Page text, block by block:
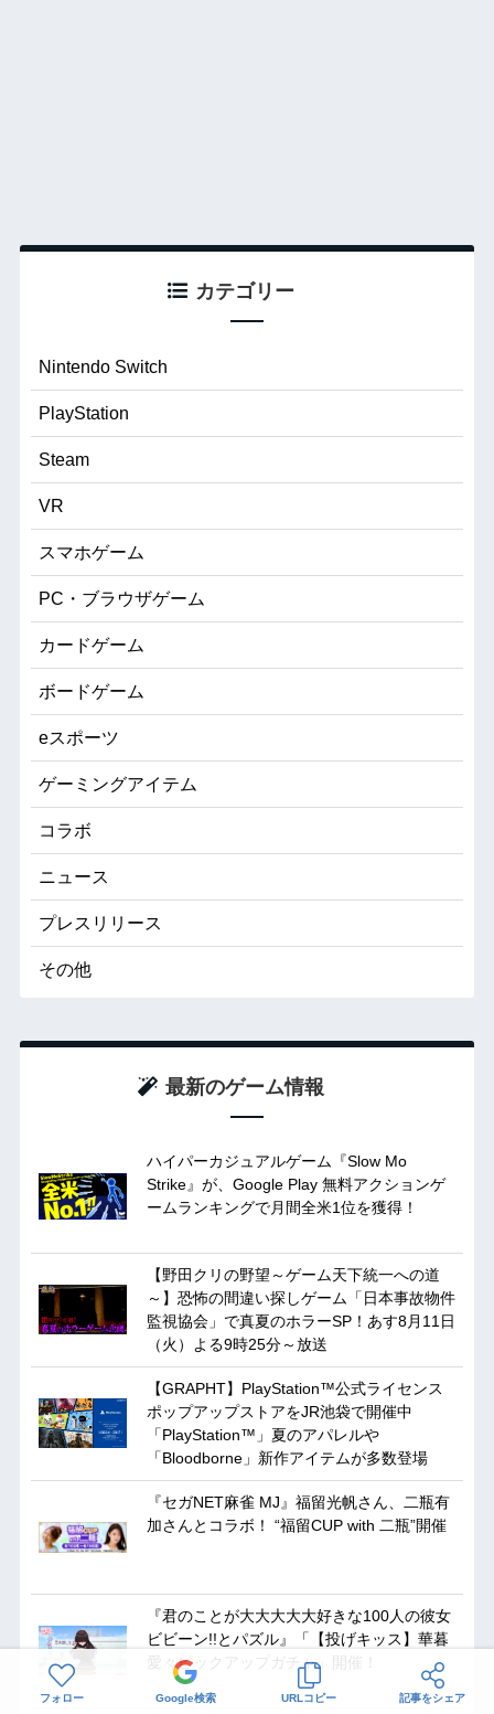
カテゴリー
Nintendo Switch
PlayStation
Steam
VR
スマホゲーム
PC・ブラウザゲーム
カードゲーム
ボードゲーム
eスポーツ
ゲーミングアイテム
コラボ
ニュース
プレスリリース
その他
最新のゲーム情報
ハイパーカジュアルゲーム『Slow Mo
Strike』が、Google Play 無料アクションゲ
ームランキングで月間全米1位を獲得！
【野田クリの野望～ゲーム天下統一への道
～】恐怖の間違い探しゲーム「日本事故物件
監視協会」で真夏のホラーSP！あす8月11日
（火）よる9時25分～放送
【GRAPHT】PlayStation™公式ライセンス
ポップアップストアをJR池袋で開催中
「PlayStation™」夏のアパレルや
「Bloodborne」新作アイテムが多数登場
『セガNET麻雀 MJ』福留光帆さん、二瓶有
加さんとコラボ！ “福留CUP with 二瓶”開催
『君のことが大大大大大好きな100人の彼女
ビビーン!!とパズル』「【投げキッス】華暮
愛々ピックアップガチャ」開催！
フォロー Google検索 URLコピー 記事をシェア